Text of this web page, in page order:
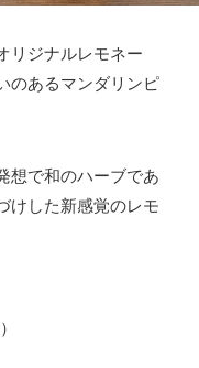
リジナルレモネー
のあるマンダリンピ
想で和のハーブであ
けした新感覚のレモ